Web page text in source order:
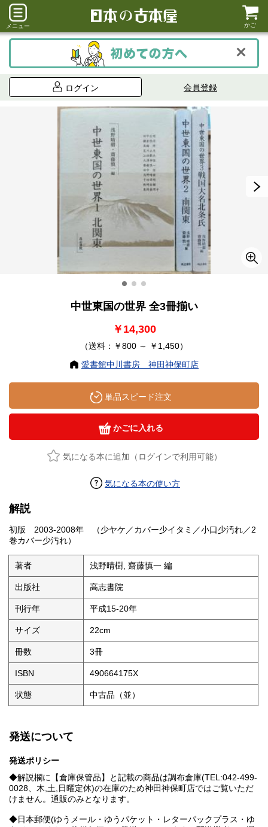
メニュー かご
ログイン 会員登録
中世東国の世界 全3冊揃い
￥14,300
（送料：￥800 ～ ￥1,450）
愛書館中川書房 神田神保町店
単品スピード注文
かごに入れる
気になる本に追加（ログインで利用可能）
気になる本の使い方
解説
初版 2003-2008年 （少ヤケ／カバー少イタミ／小口少汚れ／2
巻カバー少汚れ）
著者 浅野晴樹, 齋藤慎一 編
出版社 高志書院
刊行年 平成15-20年
サイズ 22cm
冊数 3冊
ISBN 490664175X
状態 中古品（並）
発送について
発送ポリシー
◆解説欄に【倉庫保管品】と記載の商品は調布倉庫(TEL:042-499-
0028、木,土,日曜定休)の在庫のため神田神保町店ではご覧いただ
けません。通販のみとなります。
◆日本郵便(ゆうメール・ゆうパケット・レターパックプラス・ゆ